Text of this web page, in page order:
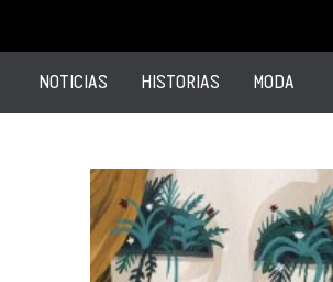
NOTICIAS HISTORIAS MODA